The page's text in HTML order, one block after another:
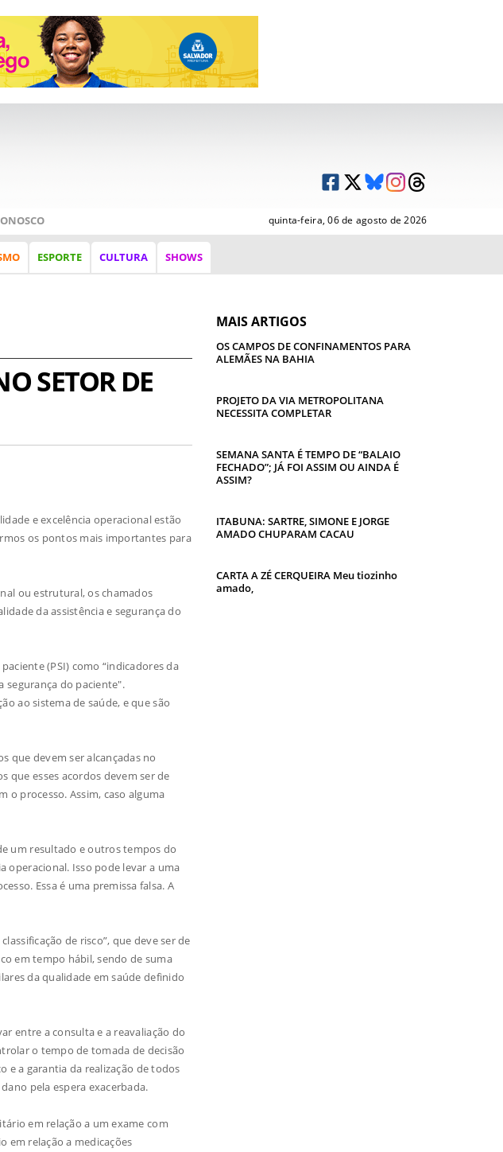
quinta-feira, 06 de agosto de 2026
ESPORTE CULTURA SHOWS
SETOR DE
e excelência operacional estão
os pontos mais importantes para
ou estrutural, os chamados
da assistência e segurança do
(PSI) como “indicadores da
segurança do paciente".
ao sistema de saúde, e que são
que devem ser alcançadas no
que esses acordos devem ser de
o processo. Assim, caso alguma
um resultado e outros tempos do
operacional. Isso pode levar a uma
Essa é uma premissa falsa. A
de risco”, que deve ser de
em tempo hábil, sendo de suma
da qualidade em saúde definido
entre a consulta e a reavaliação do
o tempo de tomada de decisão
e a garantia da realização de todos
pela espera exacerbada.
em relação a um exame com
em relação a medicações
MAIS ARTIGOS
OS CAMPOS DE CONFINAMENTOS PARA
ALEMÃES NA BAHIA
PROJETO DA VIA METROPOLITANA
NECESSITA COMPLETAR
SEMANA SANTA É TEMPO DE “BALAIO
FECHADO”; JÁ FOI ASSIM OU AINDA É
ASSIM?
ITABUNA: SARTRE, SIMONE E JORGE
AMADO CHUPARAM CACAU
CARTA A ZÉ CERQUEIRA Meu tiozinho
amado,